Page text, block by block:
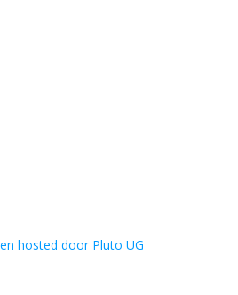
hosted door Pluto UG